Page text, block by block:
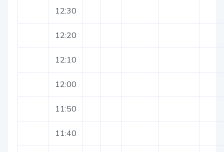
12:30
12:20
12:10
12:00
11:50
11:40